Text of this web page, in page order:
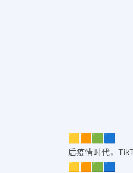
🟨🟧🟩🟦
后疫情时代，
🟨🟧🟩🟦